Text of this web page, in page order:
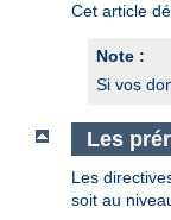
Cet article
Note :
Si vos
Les
Les
soit au